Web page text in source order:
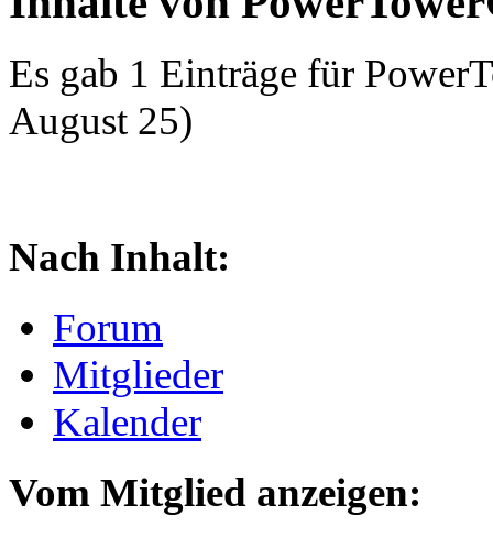
Es gab 1 Einträge für
August 25)
Nach Inhalt:
Forum
Mitglieder
Kalender
Vom Mitglied anzeigen: